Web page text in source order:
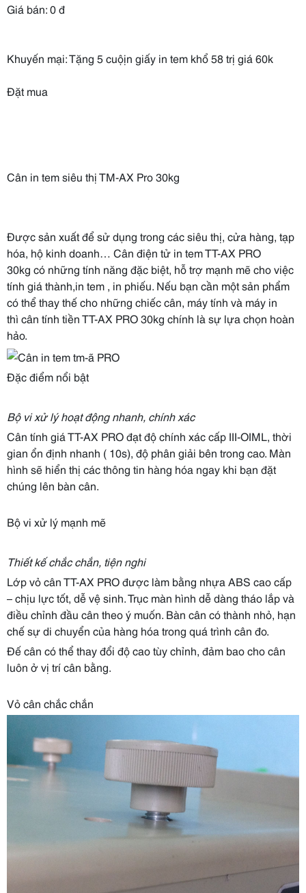
Giá bán: 0 đ
Khuyến mại:Tặng 5 cuộịn giấy in tem khổ 58 trị giá 60k
Đặt mua
Cân in tem siêu thị TM-AX Pro 30kg
Được sản xuất để sử dụng trong các siêu thị, cửa hàng, tạp
hóa, hộ kinh doanh… Cân điện tử in tem TT-AX PRO
30kg có những tính năng đặc biệt, hỗ trợ mạnh mẽ cho việc
tính giá thành,in tem , in phiếu. Nếu bạn cần một sản phẩm
có thể thay thế cho những chiếc cân, máy tính và máy in
thì cân tính tiền TT-AX PRO 30kg chính là sự lựa chọn hoàn
hảo.
Đặc điểm nổi bật
Bộ vi xử lý hoạt động nhanh, chính xác
Cân tính giá TT-AX PRO đạt độ chính xác cấp III-OIML, thời
gian ổn định nhanh ( 10s), độ phân giải bên trong cao. Màn
hình sẽ hiển thị các thông tin hàng hóa ngay khi bạn đặt
chúng lên bàn cân.
Bộ vi xử lý mạnh mẽ
Thiết kế chắc chắn, tiện nghi
Lớp vỏ cân TT-AX PRO được làm bằng nhựa ABS cao cấp
– chịu lực tốt, dễ vệ sinh. Trục màn hình dễ dàng tháo lắp và
điều chỉnh đầu cân theo ý muốn. Bàn cân có thành nhỏ, hạn
chế sự di chuyển của hàng hóa trong quá trình cân đo.
Đế cân có thể thay đổi độ cao tùy chỉnh, đảm bao cho cân
luôn ở vị trí cân bằng.
Vỏ cân chắc chắn